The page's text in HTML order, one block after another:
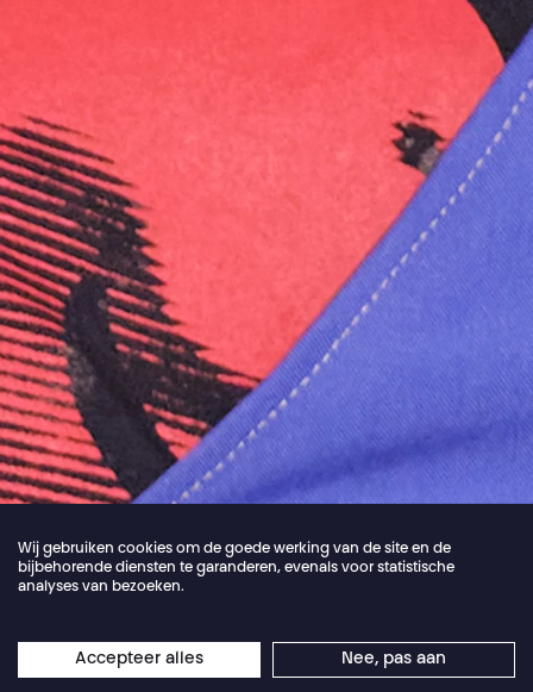
Jordan Core
Wij gebruiken cookies om de goede werking van de site en de
bijbehorende diensten te garanderen, evenals voor statistische
analyses van bezoeken.
Accepteer alles Nee, pas aan